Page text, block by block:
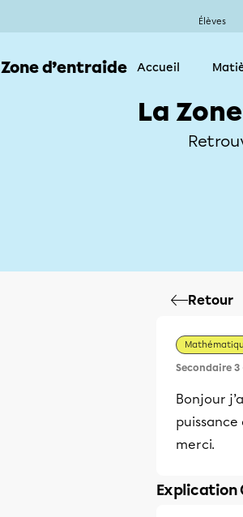
Élèves
Zone d’entraide Accueil
La
Retour
Secondaire 3
Bonjour
merci.
Explication